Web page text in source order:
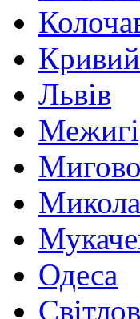
Кривий
Львів
Мигово
Одеса